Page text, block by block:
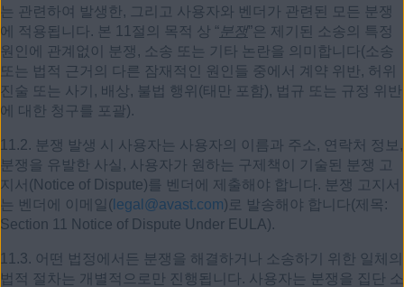
는 관련하여 발생한, 그리고 사용자와 벤더가 관련된 모든 분쟁
에 적용됩니다. 본 11절의 목적 상 “ 분쟁”은 제기된 소송의 특정
원인에 관계없이 분쟁, 소송 또는 기타 논란을 의미합니다(소송
또는 법적 근거의 다른 잠재적인 원인들 중에서 계약 위반, 허위
진술 또는 사기, 배상, 불법 행위(태만 포함), 법규 또는 규정 위반
에 대한 청구를 포괄).
11.2. 분쟁 발생 시 사용자는 사용자의 이름과 주소, 연락처 정보,
분쟁을 유발한 사실, 사용자가 원하는 구제책이 기술된 분쟁 고
지서(Notice of Dispute)를 벤더에 제출해야 합니다. 분쟁 고지서
는 벤더에 이메일( legal@avast.com)로 발송해야 합니다(제목:
Section 11 Notice of Dispute Under EULA).
11.3. 어떤 법정에서든 분쟁을 해결하거나 소송하기 위한 일체의
법적 절차는 개별적으로만 진행됩니다. 사용자는 분쟁을 집단 소